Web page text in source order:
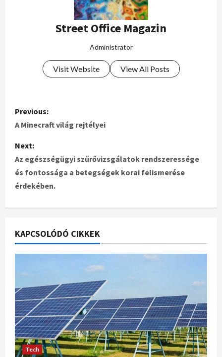
Street Office Magazin
Administrator
Visit Website View All Posts
Previous:
A Minecraft világ rejtélyei
Next:
Az egészségügyi szűrővizsgálatok rendszeressége
és fontossága a betegségek korai felismerése
érdekében.
KAPCSOLÓDÓ CIKKEK
Tech